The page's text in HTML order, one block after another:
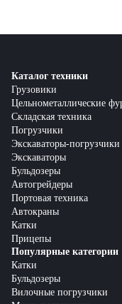
Каталог техники
Грузовики
Цельнометаллические
Складская техника
Погрузчики
Экскаваторы-погрузчики
Экскаваторы
Бульдозеры
Автогрейдеры
Портовая техника
Автокраны
Катки
Прицепы
Популярные категории
Катки
Бульдозеры
Вилочные погрузчики